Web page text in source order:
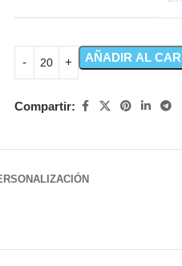
AÑADIR AL
Compartir: